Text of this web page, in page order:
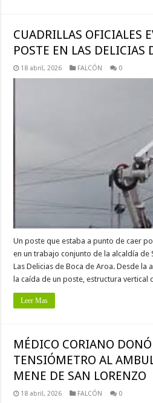
CUADRILLAS OFICIALES
POSTE EN LAS DELICIAS
18 abril, 2026 FALCÓN 0
Un poste que estaba a punto de caer
en un trabajo conjunto de la alcaldía de
Las Delicias de Boca de Aroa. Desde la
la caída de un poste, estructura vertical
Leer Mas
MÉDICO CORIANO
TENSIÓMETRO AL
MENE DE SAN LORENZO
18 abril, 2026 FALCÓN 0